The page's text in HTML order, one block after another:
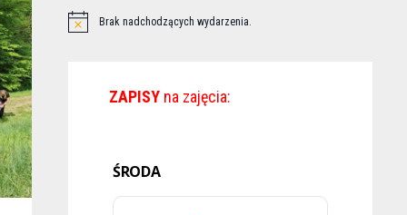
Brak nadchodzących wydarzenia.
ZAPISYna zajęcia:
ŚRODA